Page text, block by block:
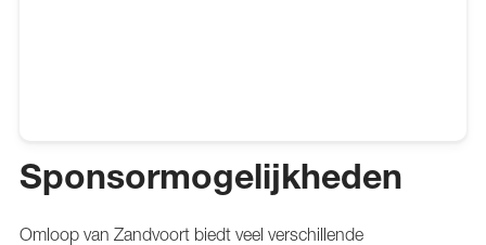
Sponsormogelijkheden
Omloop van Zandvoort biedt veel verschillende